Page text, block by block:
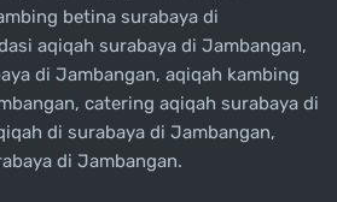
betina surabaya di
aqiqah surabaya di Jambangan,
di Jambangan, aqiqah kambing
catering aqiqah surabaya di
di surabaya di Jambangan,
di Jambangan.